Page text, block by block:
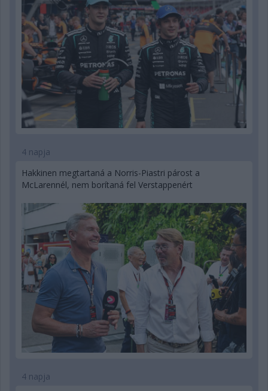
4 napja
Hakkinen megtartaná a Norris-Piastri párost a
McLarennél, nem borítaná fel Verstappenért
4 napja